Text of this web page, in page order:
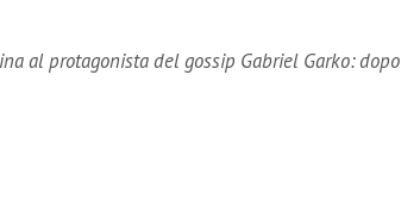
al protagonista del gossip Gabriel Garko: dopo